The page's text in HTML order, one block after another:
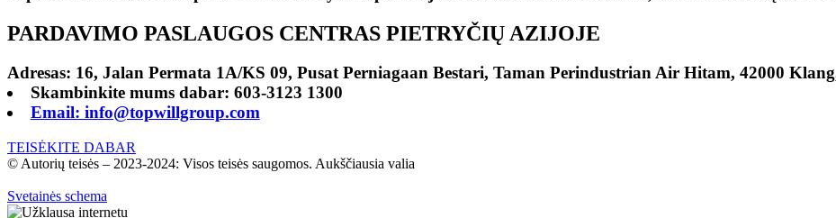
PARDAVIMO PASLAUGOS CENTRAS PIETRYČIŲ AZIJOJE
Adresas: 16, Jalan Permata 1A/KS 09, Pusat Perniagaan Bestari, Taman Perindustrian Air Hitam, 42000
Skambinkite mums dabar: 603-3123 1300
Email: info@topwillgroup.com
TEISĖKITE DABAR
© Autorių teisės – 2023-2024: Visos teisės saugomos. Aukščiausia valia
Svetainės schema